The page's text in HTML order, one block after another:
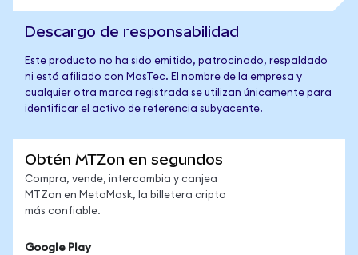
Descargo de responsabilidad
Este producto no ha sido emitido, patrocinado, respaldado
ni está afiliado con MasTec. El nombre de la empresa y
cualquier otra marca registrada se utilizan únicamente para
identificar el activo de referencia subyacente.
Obtén MTZon en segundos
Compra, vende, intercambia y canjea
MTZon en MetaMask, la billetera cripto
más confiable.
Google Play